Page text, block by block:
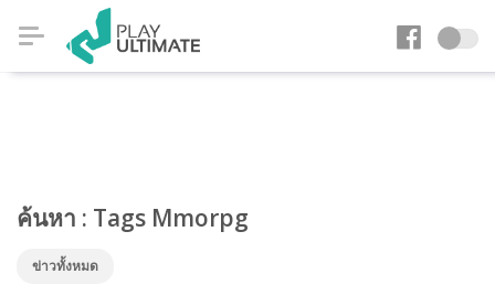
ค้นหา : Tags Mmorpg
ข่าวทั้งหมด